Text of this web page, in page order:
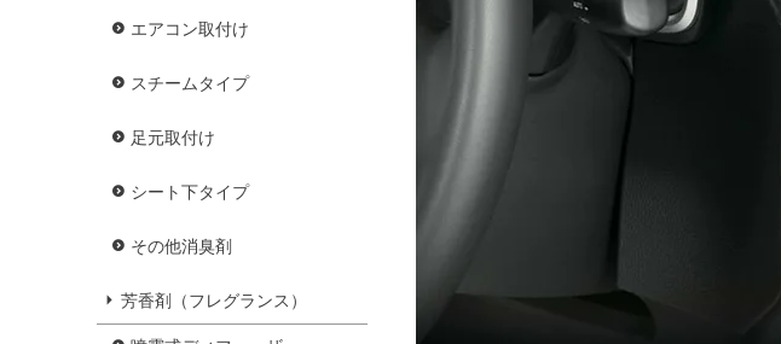
エアコン取付け
スチームタイプ
足元取付け
シート下タイプ
その他消臭剤
芳香剤（フレグランス）